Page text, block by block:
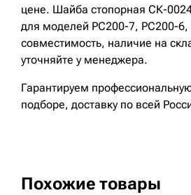
цене. Шайба стопорная СК-
для моделей PC200-7, PC200-
совместимость, наличие на
уточняйте у менеджера.
Гарантируем
подборе, доставку по всей
Похожие товары